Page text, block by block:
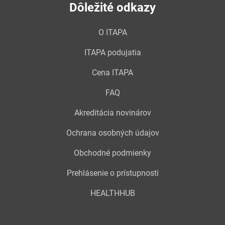
Dôležité odkazy
O ITAPA
ITAPA podujatia
Cena ITAPA
FAQ
Akreditácia novinárov
Ochrana osobných údajov
Obchodné podmienky
Prehlásenie o prístupnosti
HEALTHHUB